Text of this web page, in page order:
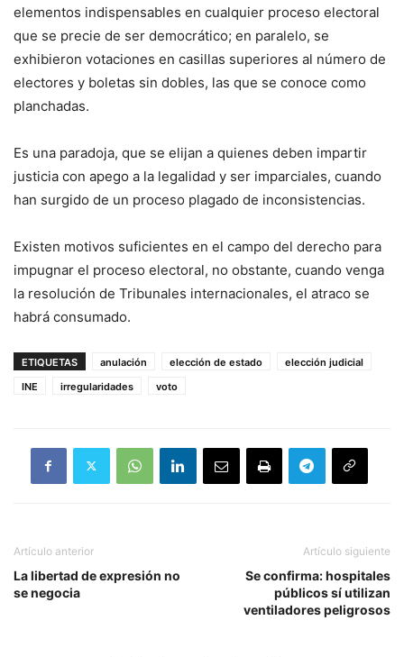
elementos indispensables en cualquier proceso electoral
que se precie de ser democrático; en paralelo, se
exhibieron votaciones en casillas superiores al número de
electores y boletas sin dobles, las que se conoce como
planchadas.
Es una paradoja, que se elijan a quienes deben impartir
justicia con apego a la legalidad y ser imparciales, cuando
han surgido de un proceso plagado de inconsistencias.
Existen motivos suficientes en el campo del derecho para
impugnar el proceso electoral, no obstante, cuando venga
la resolución de Tribunales internacionales, el atraco se
habrá consumado.
ETIQUETAS anulación elección de estado
elección judicial
INE
irregularidades voto
Artículo anterior
La libertad de expresión no
se negocia
Artículo siguiente
Se confirma: hospitales
públicos sí utilizan
ventiladores peligrosos